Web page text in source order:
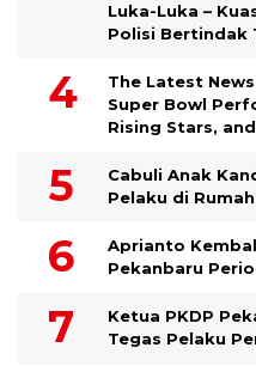
Luka-Luka –
Polisi Bertindak
The Latest
Super Bowl
Rising Stars,
Cabuli Anak
Pelaku di
Aprianto
Pekanbaru
Ketua PKDP
Tegas Pelaku